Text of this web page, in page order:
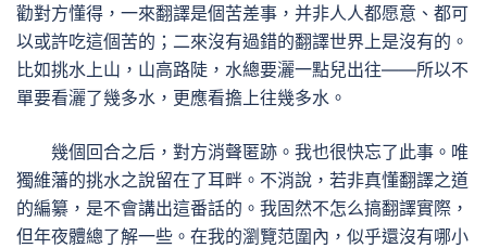
勸對方懂得，一來翻譯是個苦差事，并非人人都愿意、都可
以或許吃這個苦的；二來沒有過錯的翻譯世界上是沒有的。
比如挑水上山，山高路陡，水總要灑一點兒出往——所以不
單要看灑了幾多水，更應看擔上往幾多水。
幾個回合之后，對方消聲匿跡。我也很快忘了此事。唯
獨維藩的挑水之說留在了耳畔。不消說，若非真懂翻譯之道
的編纂，是不會講出這番話的。我固然不怎么搞翻譯實際，
但年夜體總了解一些。在我的瀏覽范圍內，似乎還沒有哪小